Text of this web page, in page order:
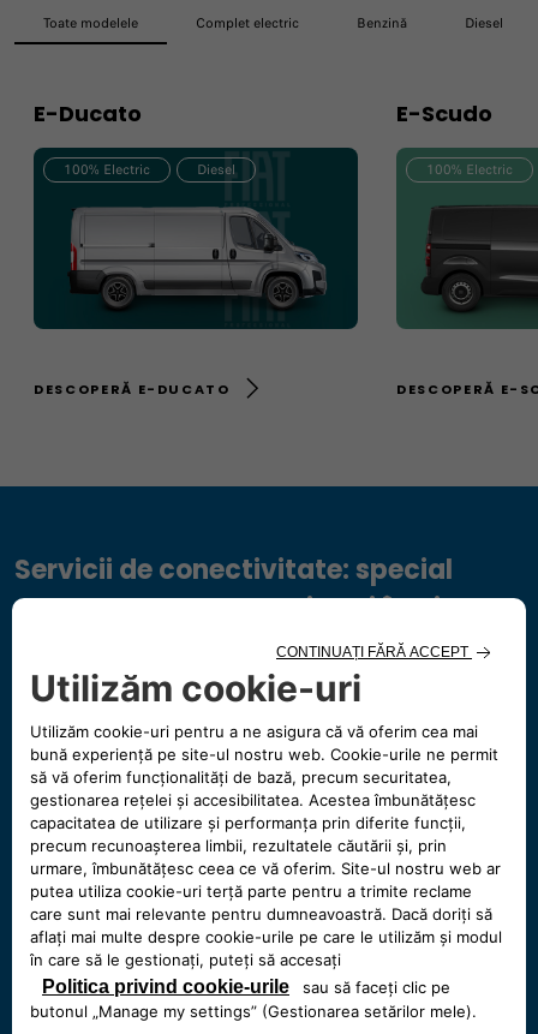
Toate modelele Complet electric Benzină Diesel
E-Ducato
100% Electric Diesel
DESCOPERĂ E-DUCATO
E-Scudo
100% Electric
DESCOPERĂ E-
Servicii de conectivitate: special
concepute pentru a-ți veni în ajutor
Connect ONE